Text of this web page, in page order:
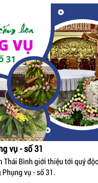
vụ - số 31
Thái Bình giới thiệu tới quý
Phụng vụ - số 31.